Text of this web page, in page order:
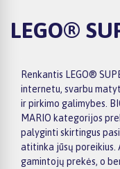
LEGO®
Renkantis LEGO®
internetu, svarbu
ir pirkimo galimybes.
MARIO kategorijos
palyginti skirtingus
atitinka jūsų poreikius.
gamintojų prekės, o